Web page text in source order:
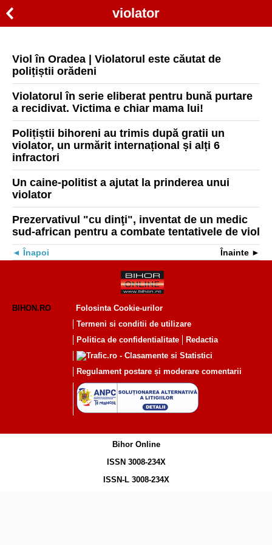
violator
Viol în Oradea | Violatorul este căutat de
polițiștii orădeni
Violatorul în serie eliberat pentru bună purtare
a recidivat. Victima e chiar mama lui!
Polițiștii bihoreni au trimis după gratii un
violator, un urmărit internațional și alți 6
infractori
Un caine-politist a ajutat la prinderea unui
violator
Prezervativul "cu dinţi", inventat de un medic
sud-african pentru a combate tentativele de viol
Înapoi Înainte
BIHON.RO
Folosinta Cookie-urilor
Termeni si conditii de utilizare
Politica de confidentialitate
Redactia
Regulament postare și moderare comentarii
Bihor Online
ISSN 3008-234X
ISSN-L 3008-234X